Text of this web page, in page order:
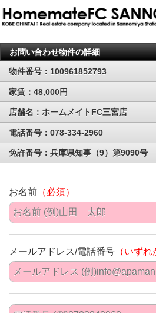
お問い合わせ物件の詳細
物件番号：100961852793
家賃：48,000円
店舗名：ホームメイトFC三宮店
電話番号：078-334-2960
免許番号：兵庫県知事（9）第9090号
お名前 （必須）
メールアドレス/電話番号 （いずれ